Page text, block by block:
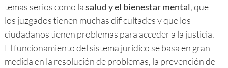
temas serios como lasalud y el bienestar mental, que
los juzgados tienen muchas dificultades y que los
ciudadanos tienen problemas para acceder a la justicia.
El funcionamiento del sistema jurídico se basa en gran
medida en la resolución de problemas, la prevención de